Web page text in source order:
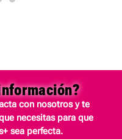
con nosotros y te
necesitas para que
sea perfecta.